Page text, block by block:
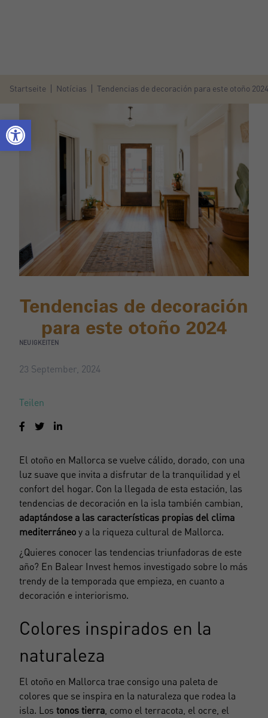
Startseite Notícias Tendencias de decoración para este otoño 2024
Tendencias de decoración
para este otoño 2024
NEUIGKEITEN
23 September, 2024
Teilen
El otoño en Mallorca se vuelve cálido, dorado, con una
luz suave que invita a disfrutar de la tranquilidad y el
confort del hogar. Con la llegada de esta estación, las
tendencias de decoración en la isla también cambian,
adaptándose a las características propias del clima
mediterráneo y a la riqueza cultural de Mallorca.
¿Quieres conocer las tendencias triunfadoras de este
año? En Balear Invest hemos investigado sobre lo más
trendy de la temporada que empieza, en cuanto a
decoración e interiorismo.
Colores inspirados en la
naturaleza
El otoño en Mallorca trae consigo una paleta de
colores que se inspira en la naturaleza que rodea la
isla. Los tonos tierra, como el terracota, el ocre, el